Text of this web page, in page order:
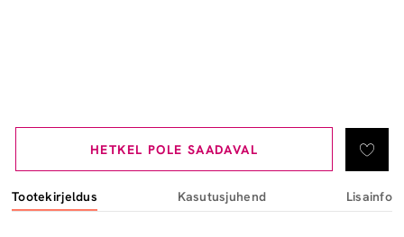
HETKEL POLE SAADAVAL
Tootekirjeldus Kasutusjuhend Lisainfo